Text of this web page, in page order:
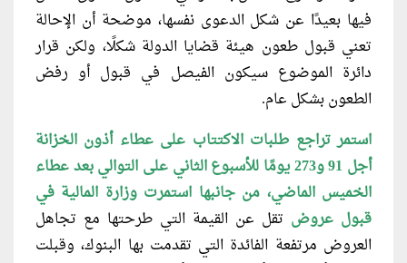
فيها بعيدًا عن شكل الدعوى نفسها، موضحة أن الإحالة
تعني قبول طعون هيئة قضايا الدولة شكلًا، ولكن قرار
دائرة الموضوع سيكون الفيصل في قبول أو رفض
الطعون بشكل عام.
استمر تراجع طلبات اﻻكتتاب على عطاء أذون الخزانة
أجل 91 و273 يومًا للأسبوع الثاني على التوالي بعد عطاء
الخميس الماضي، من جانبها استمرت وزارة المالية في
قبول عروض تقل عن القيمة التي طرحتها مع تجاهل
العروض مرتفعة الفائدة التي تقدمت بها البنوك، وقبلت